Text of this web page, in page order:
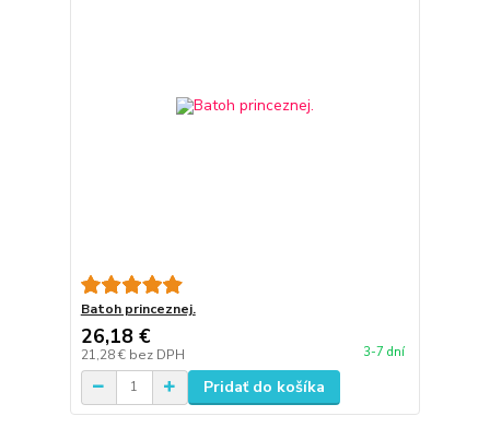
Batoh princeznej.
26,18 €
21,28 € bez DPH 3-7 dní
Pridať do košíka